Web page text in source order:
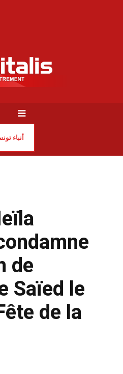
أنباء
de
Saïed le
de la